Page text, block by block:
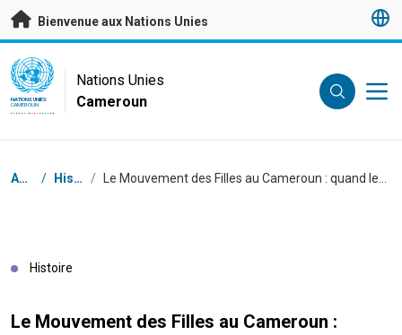
Passer au contenu principal
Bienvenue aux Nations Unies
UN Logo
NATIONS UNIES
CAMEROUN
Nations Unies
Cameroun
Fil d'Ariane
Accueil / Histoires /
Histoire
Le Mouvement des Filles au Cameroun :